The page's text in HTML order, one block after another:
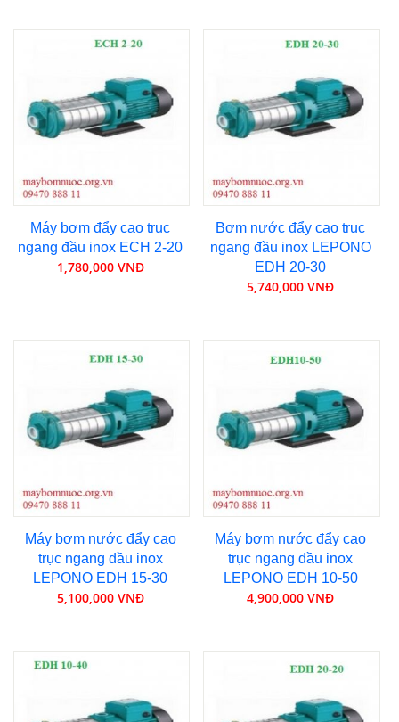
Máy bơm đẩy cao trục
ngang đầu inox ECH 2-20
1,780,000 VNĐ
Bơm nước đẩy cao trục
ngang đầu inox LEPONO
EDH 20-30
5,740,000 VNĐ
Máy bơm nước đẩy cao
trục ngang đầu inox
LEPONO EDH 15-30
5,100,000 VNĐ
Máy bơm nước đẩy cao
trục ngang đầu inox
LEPONO EDH 10-50
4,900,000 VNĐ